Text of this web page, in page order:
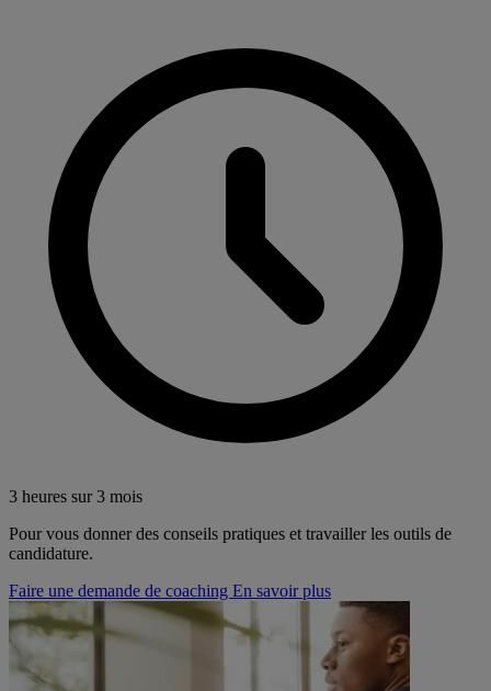
3 heures sur 3 mois
Pour vous donner des conseils pratiques et travailler les outils de
candidature.
Faire une demande de coaching En savoir plus